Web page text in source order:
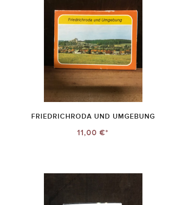
FRIEDRICHRODA UND UMGEBUNG
11,00 €*